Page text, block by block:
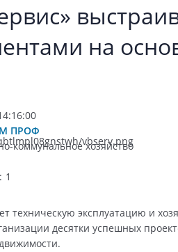
на
ПРОФ
коммунальное хозяйство
: 1
техническую эксплуатацию и
десятки успешных